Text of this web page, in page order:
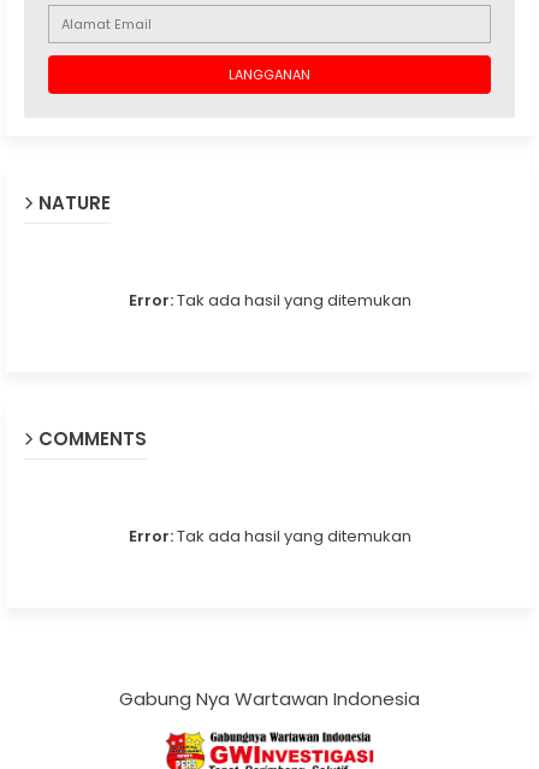
NATURE
Error:Tak ada hasil yang ditemukan
COMMENTS
Error:Tak ada hasil yang ditemukan
Gabung Nya Wartawan Indonesia